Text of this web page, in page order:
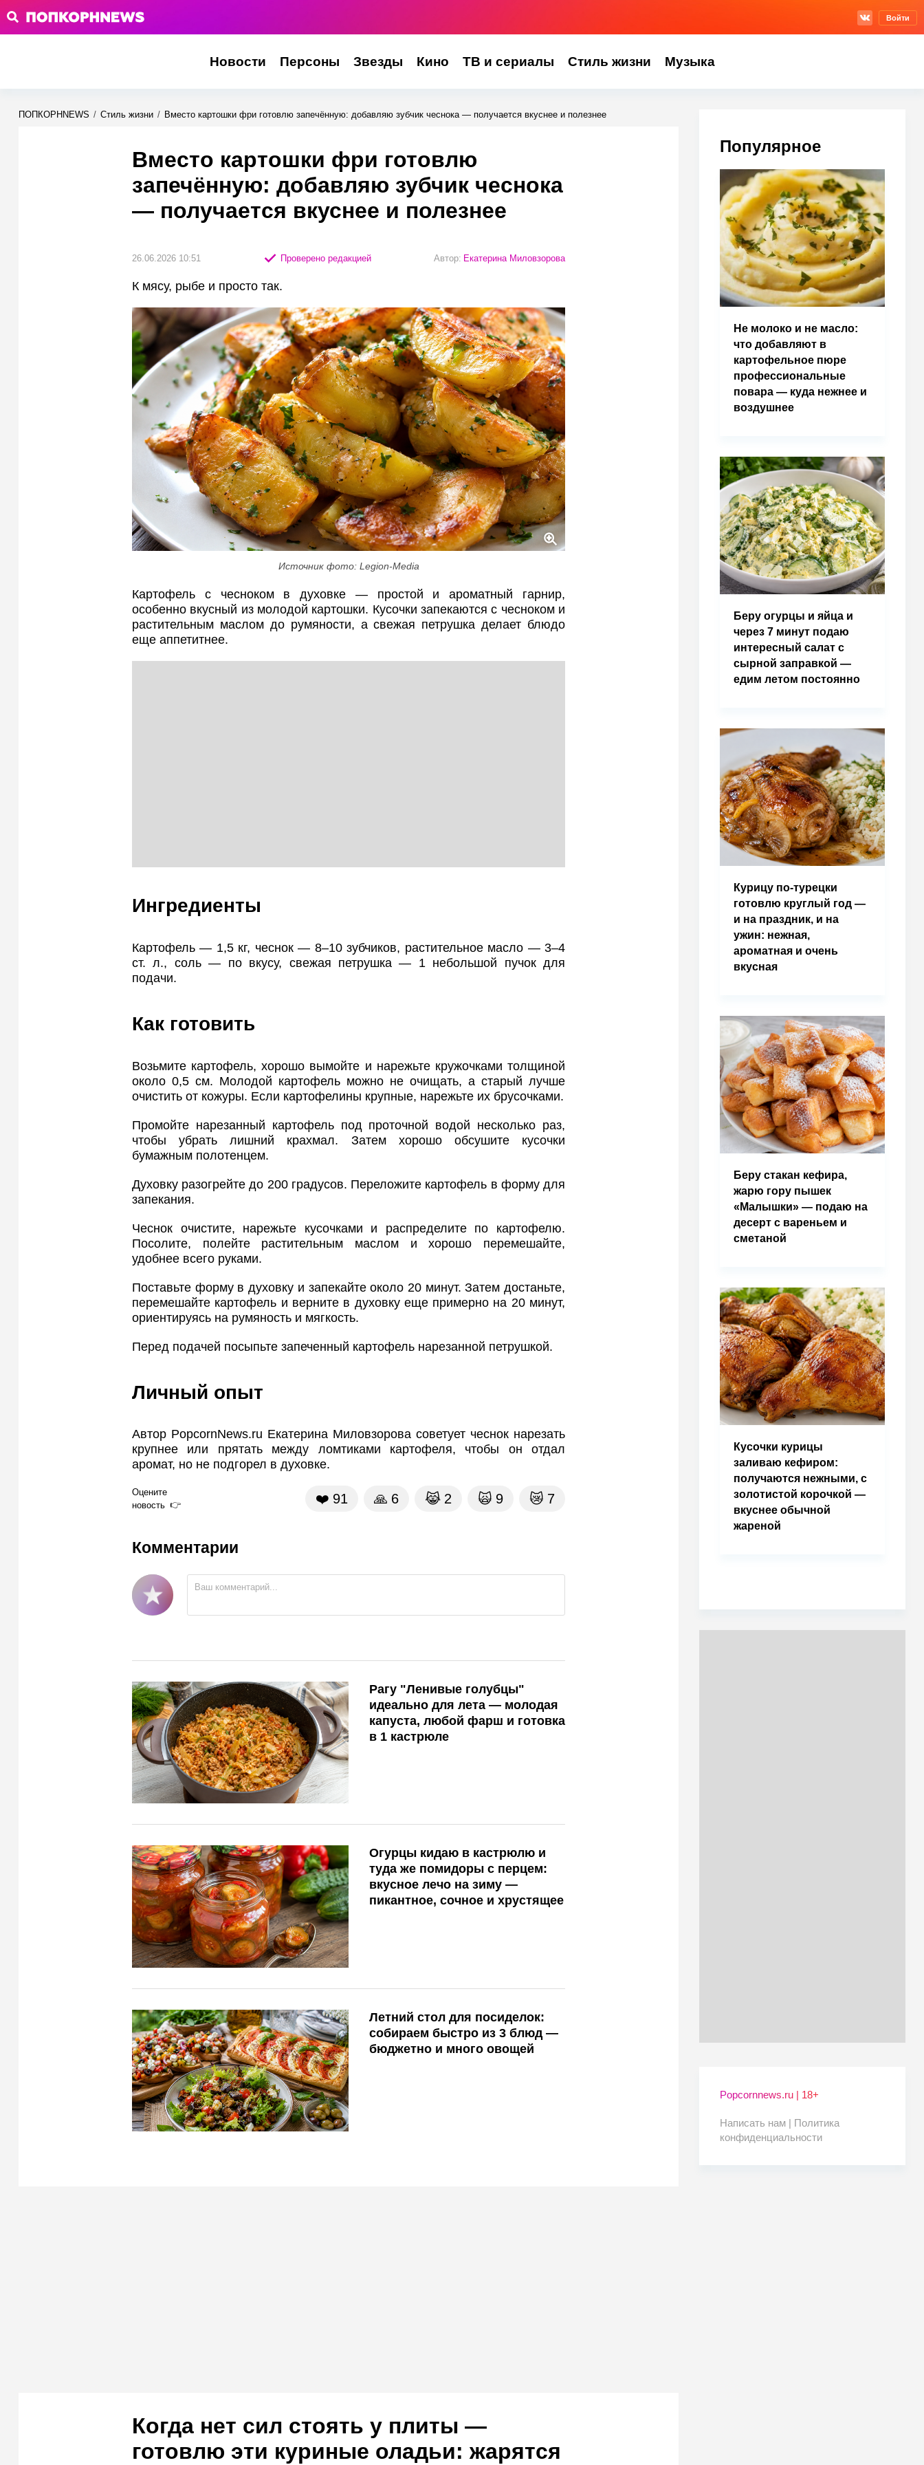
Войти
Новости Персоны Звезды Кино ТВ и сериалы Стиль жизни Музыка
ПОПКОРНNEWS / Стиль жизни / Вместо картошки фри готовлю запечённую: добавляю зубчик чеснока — получается вкуснее и полезнее
Вместо картошки фри готовлю
запечённую: добавляю зубчик чеснока
— получается вкуснее и полезнее
26.06.2026 10:51 Проверено редакцией Автор: Екатерина Миловзорова
К мясу, рыбе и просто так.
Источник фото: Legion-Media
Картофель с чесноком в духовке — простой и ароматный гарнир,
особенно вкусный из молодой картошки. Кусочки запекаются с чесноком и
растительным маслом до румяности, а свежая петрушка делает блюдо
еще аппетитнее.
Ингредиенты
Картофель — 1,5 кг, чеснок — 8–10 зубчиков, растительное масло — 3–4
ст. л., соль — по вкусу, свежая петрушка — 1 небольшой пучок для
подачи.
Как готовить
Возьмите картофель, хорошо вымойте и нарежьте кружочками толщиной
около 0,5 см. Молодой картофель можно не очищать, а старый лучше
очистить от кожуры. Если картофелины крупные, нарежьте их брусочками.
Промойте нарезанный картофель под проточной водой несколько раз,
чтобы убрать лишний крахмал. Затем хорошо обсушите кусочки
бумажным полотенцем.
Духовку разогрейте до 200 градусов. Переложите картофель в форму для
запекания.
Чеснок очистите, нарежьте кусочками и распределите по картофелю.
Посолите, полейте растительным маслом и хорошо перемешайте,
удобнее всего руками.
Поставьте форму в духовку и запекайте около 20 минут. Затем достаньте,
перемешайте картофель и верните в духовку еще примерно на 20 минут,
ориентируясь на румяность и мягкость.
Перед подачей посыпьте запеченный картофель нарезанной петрушкой.
Личный опыт
Автор PopcornNews.ru Екатерина Миловзорова советует чеснок нарезать
крупнее или прятать между ломтиками картофеля, чтобы он отдал
аромат, но не подгорел в духовке.
Оцените
новость
❤️ 91 🙏 6 😹 2 🙀 9 😿 7
Комментарии
Рагу "Ленивые голубцы"
идеально для лета — молодая
капуста, любой фарш и готовка
в 1 кастрюле
Огурцы кидаю в кастрюлю и
туда же помидоры с перцем:
вкусное лечо на зиму —
пикантное, сочное и хрустящее
Летний стол для посиделок:
собираем быстро из 3 блюд —
бюджетно и много овощей
Когда нет сил стоять у плиты —
готовлю эти куриные оладьи: жарятся
Популярное
Не молоко и не масло:
что добавляют в
картофельное пюре
профессиональные
повара — куда нежнее и
воздушнее
Беру огурцы и яйца и
через 7 минут подаю
интересный салат с
сырной заправкой —
едим летом постоянно
Курицу по-турецки
готовлю круглый год —
и на праздник, и на
ужин: нежная,
ароматная и очень
вкусная
Беру стакан кефира,
жарю гору пышек
«Малышки» — подаю на
десерт с вареньем и
сметаной
Кусочки курицы
заливаю кефиром:
получаются нежными, с
золотистой корочкой —
вкуснее обычной
жареной
Popcornnews.ru | 18+
Написать нам | Политика
конфиденциальности